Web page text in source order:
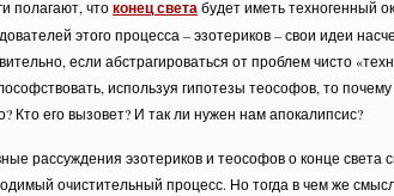
полагают, чтоконец светабудет иметь техногенный
этого процесса – эзотериков – свои идеи
если абстрагироваться от проблем чисто
используя гипотезы теософов, то
Кто его вызовет? И так ли нужен нам апокалипсис?
рассуждения эзотериков и теософов о конце света
очистительный процесс. Но тогда в чем же